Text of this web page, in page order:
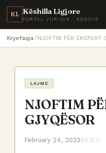
KL Këshilla Ligjore
PORTAL JURIDIK · KOSOVË
Kryefaqja NJOFTIM PËR EKSPERT
LAJME
NJOFTIM
GJYQËSOR
February 24, 2023